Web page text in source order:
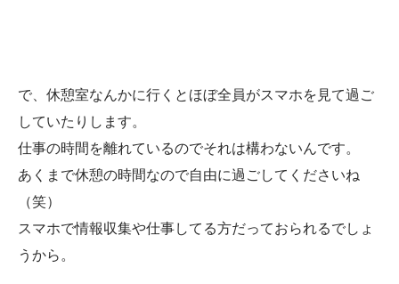
で、休憩室なんかに行くとほぼ全員がスマホを見て過ご
していたりします。
仕事の時間を離れているのでそれは構わないんです。
あくまで休憩の時間なので自由に過ごしてくださいね
（笑）
スマホで情報収集や仕事してる方だっておられるでしょ
うから。